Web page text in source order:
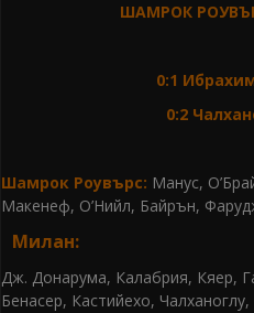
ШАМРОК
0:1
0:2
Шамрок Роувърс: Манус,
Макенеф, О’Нийл, Байрън,
Милан:
Дж. Донарума, Калабрия, Кяер,
Бенасер, Кастийехо,